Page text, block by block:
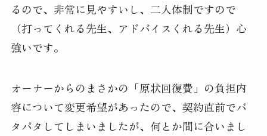
るので、非常に見やすいし、二人体制ですので
（打ってくれる先生、アドバイスくれる先生）心
強いです。
オーナーからのまさかの「原状回復費」の負担内
容について変更希望があったので、契約直前でバ
タバタしてしまいましたが、何とか間に合いまし